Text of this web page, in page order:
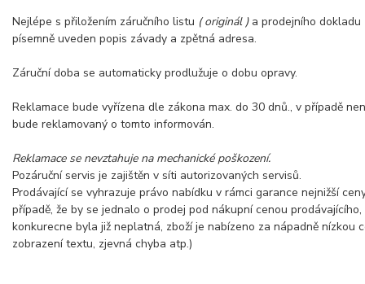
Nejlépe s přiložením záručního listu ( originál )a prodejního dokladu
písemně uveden popis závady a zpětná adresa.
Záruční doba se automaticky prodlužuje o dobu opravy.
Reklamace bude vyřízena dle zákona max. do 30 dnů., v případě
bude reklamovaný o tomto informován.
Reklamace se nevztahuje na mechanické poškození.
Pozáruční servis je zajištěn v síti autorizovaných servisů.
Prodávající se vyhrazuje právo nabídku v rámci garance nejnižší
případě, že by se jednalo o prodej pod nákupní cenou
konkurecne byla již neplatná, zboží je nabízeno za nápadně nízkou
zobrazení textu, zjevná chyba atp.)